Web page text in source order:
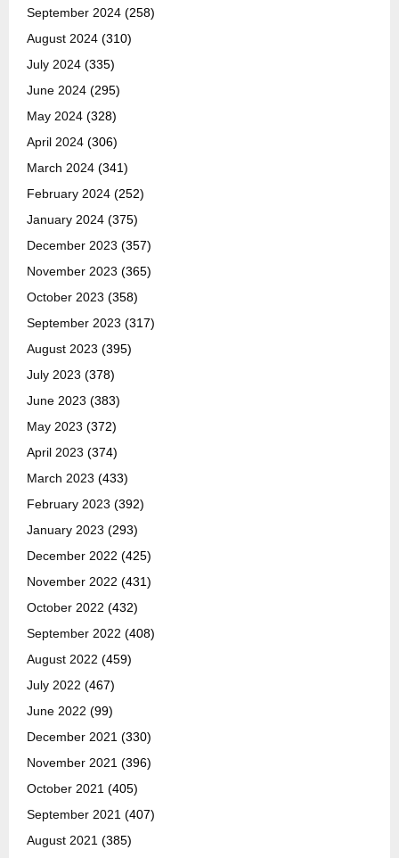
September 2024 (258)
August 2024 (310)
July 2024 (335)
June 2024 (295)
May 2024 (328)
April 2024 (306)
March 2024 (341)
February 2024 (252)
January 2024 (375)
December 2023 (357)
November 2023 (365)
October 2023 (358)
September 2023 (317)
August 2023 (395)
July 2023 (378)
June 2023 (383)
May 2023 (372)
April 2023 (374)
March 2023 (433)
February 2023 (392)
January 2023 (293)
December 2022 (425)
November 2022 (431)
October 2022 (432)
September 2022 (408)
August 2022 (459)
July 2022 (467)
June 2022 (99)
December 2021 (330)
November 2021 (396)
October 2021 (405)
September 2021 (407)
August 2021 (385)